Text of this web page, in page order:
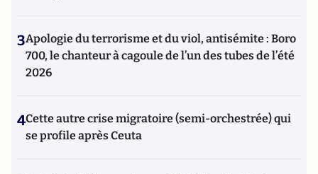
3Apologie du terrorisme et du viol, antisémite : Boro
700, le chanteur à cagoule de l’un des tubes de l’été
2026
4Cette autre crise migratoire (semi-orchestrée) qui
se profile après Ceuta